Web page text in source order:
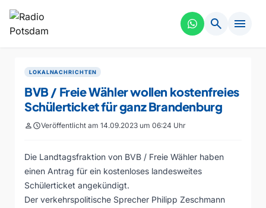
search menu
LOKALNACHRICHTEN
BVB / Freie Wähler wollen kostenfreies
Schülerticket für ganz Brandenburg
personscheduleVeröffentlicht am 14.09.2023 um 06:24 Uhr
Die Landtagsfraktion von BVB / Freie Wähler haben
einen Antrag für ein kostenloses landesweites
Schülerticket angekündigt.
Der verkehrspolitische Sprecher Philipp Zeschmann